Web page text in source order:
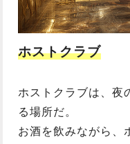
ホストクラブ
ホストクラブは、夜
る場所だ。
お酒を飲みながら、